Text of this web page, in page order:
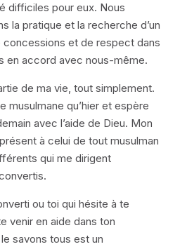
difficiles pour eux. Nous
la pratique et la recherche d’un
et de respect dans
en accord avec nous-même.
de ma vie, tout simplement.
musulmane qu’hier et espère
avec l’aide de Dieu. Mon
à celui de tout musulman
qui me dirigent
ou toi qui hésite à te
venir en aide dans ton
savons tous est un